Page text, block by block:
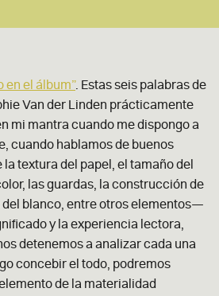
en el álbum”. Estas seis palabras de
Van der Linden prácticamente
mi mantra cuando me dispongo a
cuando hablamos de buenos
textura del papel, el tamaño del
las guardas, la construcción de
del blanco, entre otros elementos—
y la experiencia lectora,
detenemos a analizar cada una
concebir el todo, podremos
de la materialidad